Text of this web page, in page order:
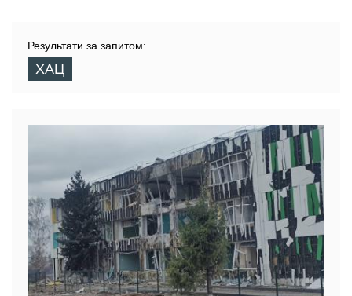
Результати за запитом:
ХАЦ